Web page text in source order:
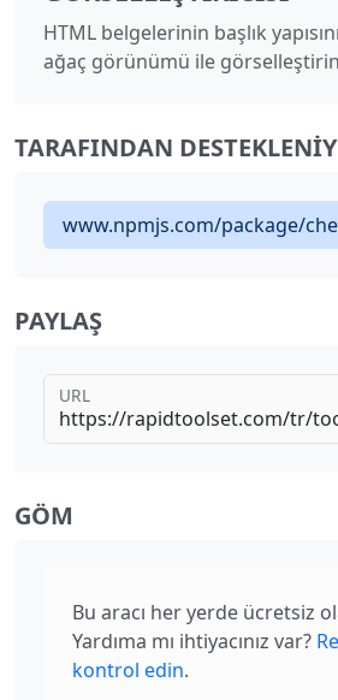
HTML belgelerinin başlık
ağaç görünümü ile
TARAFINDAN
www.npmjs.com/package/
PAYLAŞ
URL
GÖM
Bu aracı her yerde ücretsiz
Yardıma mı ihtiyacınız var?
kontrol edin.